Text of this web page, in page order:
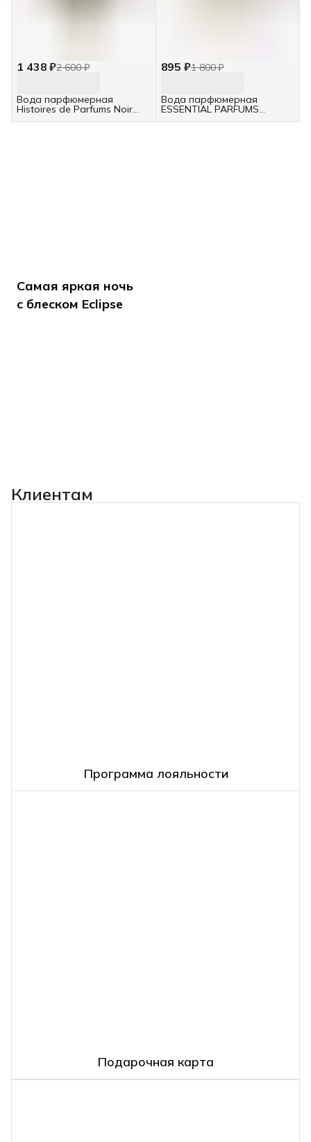
1 438 ₽2 600 ₽
Вода парфюмерная
Histoires de Parfums Noir
895 ₽1 800 ₽
Вода парфюмерная
ESSENTIAL PARFUMS
Самая яркая ночь
с блеском Eclipse
Клиентам
Программа лояльности
Подарочная карта